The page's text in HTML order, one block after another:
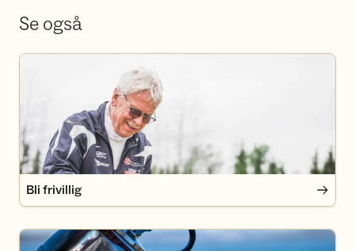
Se også
Bli frivillig
Bli frivillig
Bli medlem